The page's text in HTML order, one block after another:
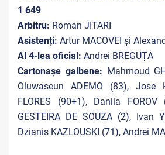
1 649
Arbitru: Roman JITARI
Asistenți: Artur MACOVEI și
Al 4-lea oficial: Andrei BREGUȚA
Cartonașe galbene: Mahmoud
Oluwaseun ADEMO (83), Jose
FLORES (90+1), Danila
GESTEIRA DE SOUZA (2), Ivan
Dzianis KAZLOUSKI (71), Andrei